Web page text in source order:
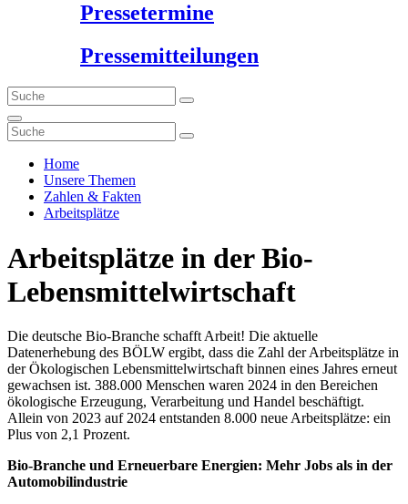
Pressetermine
Pressemitteilungen
Home
Unsere Themen
Zahlen & Fakten
Arbeitsplätze
Arbeitsplätze in der Bio-
Lebensmittelwirtschaft
Die deutsche Bio-Branche schafft Arbeit! Die aktuelle
Datenerhebung des BÖLW ergibt, dass die Zahl der Arbeitsplätze in
der Ökologischen Lebensmittelwirtschaft binnen eines Jahres erneut
gewachsen ist. 388.000 Menschen waren 2024 in den Bereichen
ökologische Erzeugung, Verarbeitung und Handel beschäftigt.
Allein von 2023 auf 2024 entstanden 8.000 neue Arbeitsplätze: ein
Plus von 2,1 Prozent.
Bio-Branche und Erneuerbare Energien: Mehr Jobs als in der
Automobilindustrie